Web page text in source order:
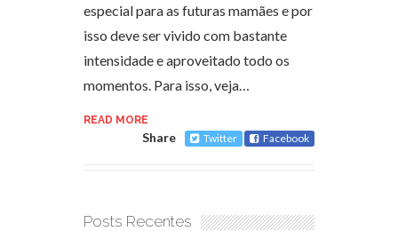
especial para as futuras mamães e por
isso deve ser vivido com bastante
intensidade e aproveitado todo os
momentos. Para isso, veja…
READ MORE
Share Twitter Facebook
Posts Recentes